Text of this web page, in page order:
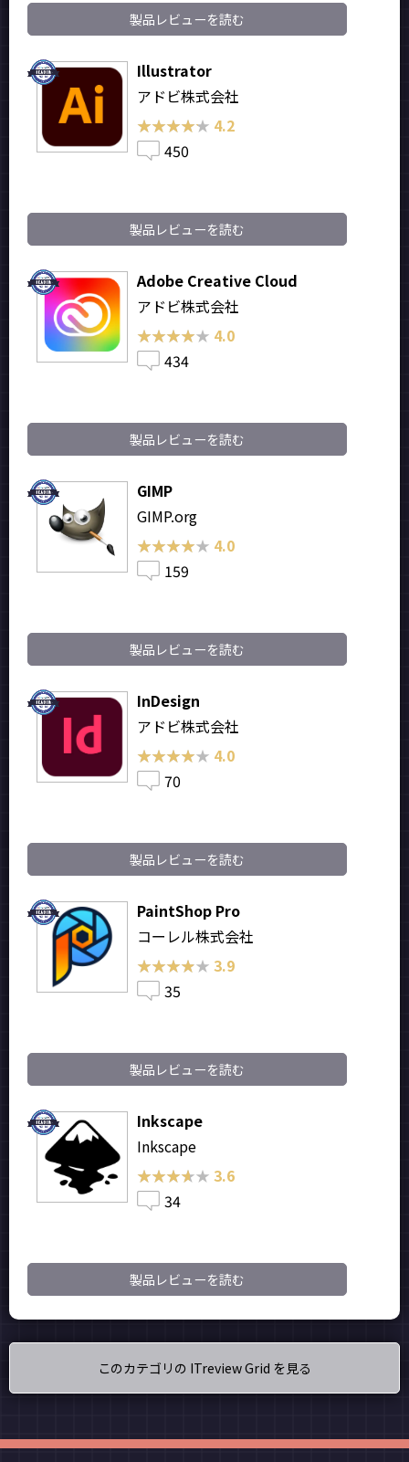
製品レビューを読む
Illustrator
アドビ株式会社
★★★★★
★★★★★ 4.2
450
製品レビューを読む
Adobe Creative Cloud
アドビ株式会社
★★★★★
★★★★★ 4.0
434
製品レビューを読む
GIMP
GIMP.org
★★★★★
★★★★★ 4.0
159
製品レビューを読む
InDesign
アドビ株式会社
★★★★★
★★★★★ 4.0
70
製品レビューを読む
PaintShop Pro
コーレル株式会社
★★★★★
★★★★★ 3.9
35
製品レビューを読む
Inkscape
Inkscape
★★★★★
★★★★★ 3.6
34
製品レビューを読む
このカテゴリの ITreview Grid を見る